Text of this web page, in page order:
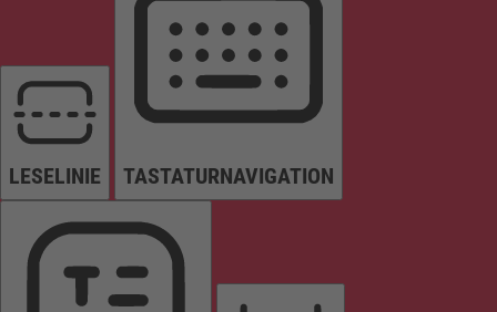
LESELINIE TASTATURNAVIGATION